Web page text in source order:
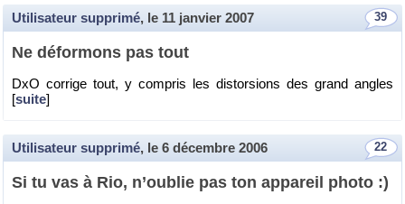
39
Utilisateur supprimé, le 11 janvier 2007
Ne dé­for­mons pas tout
DxO cor­rige tout, y com­pris les dis­tor­sions des grand angles
[suite]
22
Utilisateur supprimé, le 6 décembre 2006
Si tu vas à Rio, n’ou­blie pas ton ap­pa­reil photo :)